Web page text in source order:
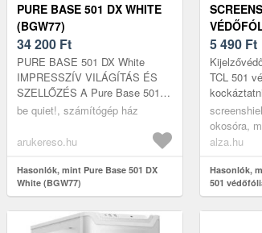
PURE BASE 501 DX WHITE
(BGW77)
34 200 Ft
PURE BASE 501 DX White
IMPRESSZÍV VILÁGÍTÁS ÉS
SZELLŐZÉS A Pure Base 501
DX White egy mutatósan
kompakt mérettel és ...
be quiet!, számítógép ház
arukereso.hu
Hasonlók, mint Pure Base 501 DX
White (BGW77)
5 490 Ft
TCL 501
eszközöd
megfelelő
okosóra,
védőfóliák
alza.hu
Hasonlók,
501